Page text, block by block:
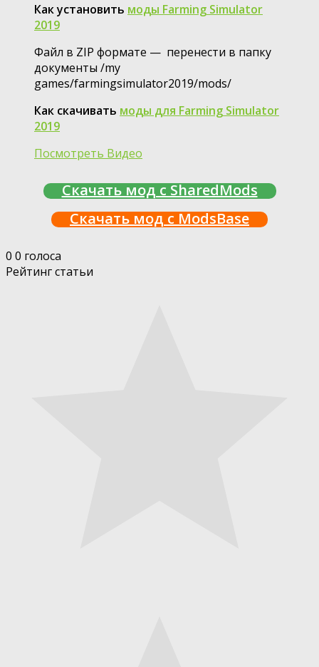
Как установить моды Farming Simulator
2019
Файл в ZIP формате — перенести в папку
документы /my
games/farmingsimulator2019/mods/
Как скачивать моды для Farming Simulator
2019
Посмотреть Видео
Скачать мод с SharedMods
Скачать мод с ModsBase
0 0 голоса
Рейтинг статьи